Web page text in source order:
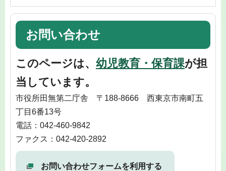
お問い合わせ
このページは、 幼児教育・保育課が担
当しています。
市役所田無第二庁舎 〒188-8666 西東京市南町五
丁目6番13号
電話：042-460-9842
ファクス：042-420-2892
お問い合わせフォームを利用する